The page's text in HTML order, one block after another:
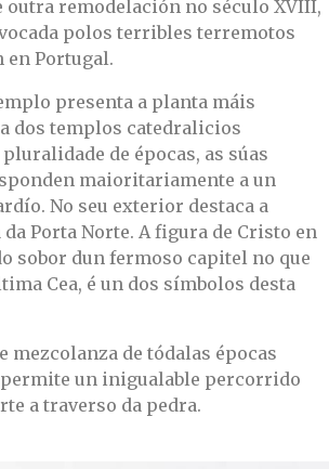
outra remodelación no século XVIII,
polos terribles terremotos
en Portugal.
presenta a planta máis
dos templos catedralicios
de épocas, as súas
maioritariamente a un
No seu exterior destaca a
Porta Norte. A figura de Cristo en
sobor dun fermoso capitel no que
Cea, é un dos símbolos desta
mezcolanza de tódalas épocas
un inigualable percorrido
a traverso da pedra.